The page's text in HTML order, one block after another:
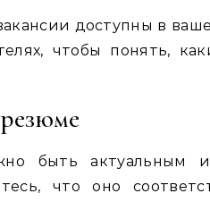
доступны в
чтобы понять,
быть актуальным
что оно